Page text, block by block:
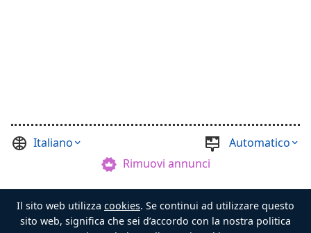
Italiano
Automatico
Rimuovi annunci
©Casual Games Collection, 2021-2026. Designed by
FINAL LEVEL. Termini Privacy Maestro del Forziere
Il sito web utilizza cookies. Se continui ad utilizzare questo
sito web, significa che sei d’accordo con la nostra politica